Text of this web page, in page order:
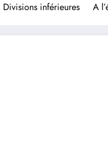
Divisions inférieures A